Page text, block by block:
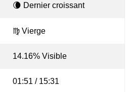
🌘 Dernier croissant
♍ Vierge
14.16% Visible
01:51 / 15:31